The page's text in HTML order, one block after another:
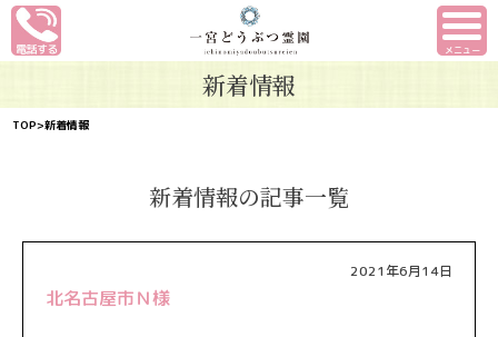
メニュー
新着情報
TOP>新着情報
新着情報の記事一覧
2021年6月14日
北名古屋市Ｎ様